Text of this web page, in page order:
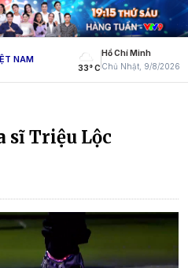
NAM
33° C
Hồ Chí Minh
Chủ Nhật, 9/8/2026
sĩ Triệu Lộc